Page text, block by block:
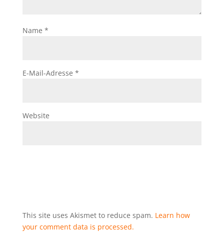
Name *
E-Mail-Adresse *
Website
This site uses Akismet to reduce spam. Learn how
your comment data is processed.